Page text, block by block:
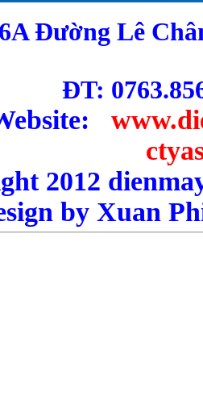
Đường Lê
ĐT:
2012
by Xuan